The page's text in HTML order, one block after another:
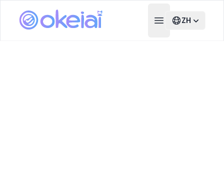
Open main menu
ZH